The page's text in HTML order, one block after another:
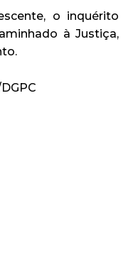
o inquérito
à Justiça,